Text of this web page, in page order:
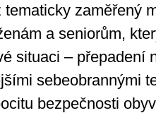
zaměřený
a seniorům,
situaci – přepadení
sebeobrannými
bezpečnosti